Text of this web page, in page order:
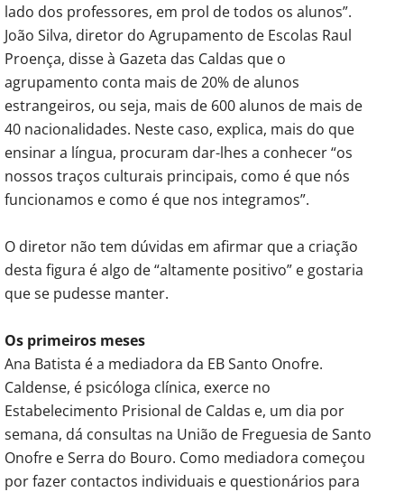
lado dos professores, em prol de todos os alunos”.
João Silva, diretor do Agrupamento de Escolas Raul
Proença, disse à Gazeta das Caldas que o
agrupamento conta mais de 20% de alunos
estrangeiros, ou seja, mais de 600 alunos de mais de
40 nacionalidades. Neste caso, explica, mais do que
ensinar a língua, procuram dar-lhes a conhecer “os
nossos traços culturais principais, como é que nós
funcionamos e como é que nos integramos”.
O diretor não tem dúvidas em afirmar que a criação
desta figura é algo de “altamente positivo” e gostaria
que se pudesse manter.
Os primeiros meses
Ana Batista é a mediadora da EB Santo Onofre.
Caldense, é psicóloga clínica, exerce no
Estabelecimento Prisional de Caldas e, um dia por
semana, dá consultas na União de Freguesia de Santo
Onofre e Serra do Bouro. Como mediadora começou
por fazer contactos individuais e questionários para